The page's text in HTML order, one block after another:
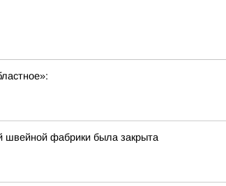
швейной фабрики была закрыта